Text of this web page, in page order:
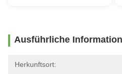
Ausführliche Information
Herkunftsort: